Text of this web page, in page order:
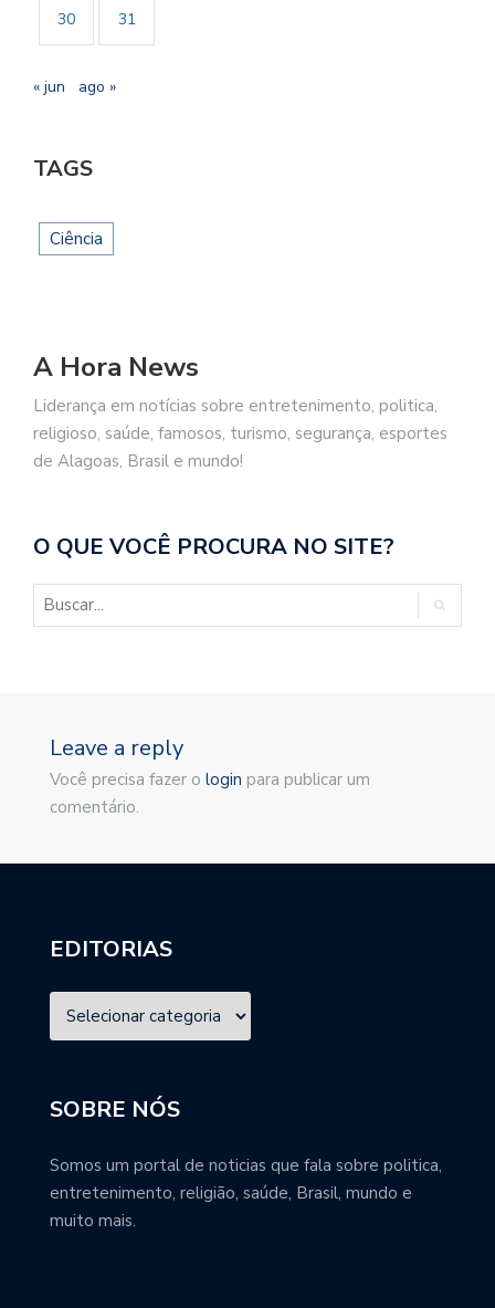
30 31
« jun ago »
TAGS
Ciência
A Hora News
Liderança em notícias sobre entretenimento, politica,
religioso, saúde, famosos, turismo, segurança, esportes
de Alagoas, Brasil e mundo!
O QUE VOCÊ PROCURA NO SITE?
Leave a reply
Você precisa fazer o login para publicar um
comentário.
EDITORIAS
SOBRE NÓS
Somos um portal de noticias que fala sobre politica,
entretenimento, religião, saúde, Brasil, mundo e
muito mais.